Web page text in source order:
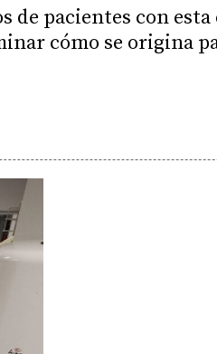
de pacientes con
cómo se origina